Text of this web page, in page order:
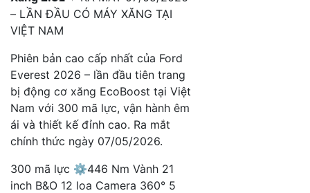
– LẦN ĐẦU CÓ MÁY XĂNG TẠI
VIỆT NAM
Phiên bản cao cấp nhất của Ford
Everest 2026 – lần đầu tiên trang
bị động cơ xăng EcoBoost tại Việt
Nam với 300 mã lực, vận hành êm
ái và thiết kế đỉnh cao. Ra mắt
chính thức ngày 07/05/2026.
300 mã lực ⚙446 Nm Vành 21
inch B&O 12 loa Camera 360° 5